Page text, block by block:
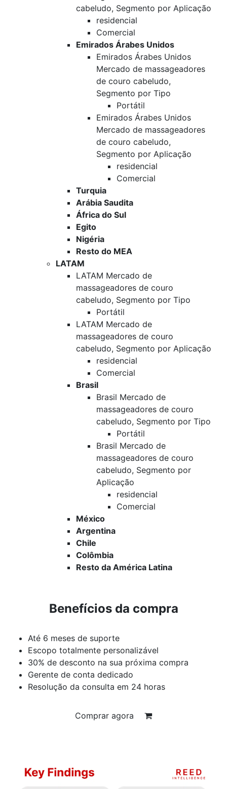
cabeludo, Segmento por Aplicação
residencial
Comercial
Emirados Árabes Unidos
Emirados Árabes Unidos
Mercado de massageadores
de couro cabeludo,
Segmento por Tipo
Portátil
Emirados Árabes Unidos
Mercado de massageadores
de couro cabeludo,
Segmento por Aplicação
residencial
Comercial
Turquia
Arábia Saudita
África do Sul
Egito
Nigéria
Resto do MEA
LATAM
LATAM Mercado de
massageadores de couro
cabeludo, Segmento por Tipo
Portátil
LATAM Mercado de
massageadores de couro
cabeludo, Segmento por Aplicação
residencial
Comercial
Brasil
Brasil Mercado de
massageadores de couro
cabeludo, Segmento por Tipo
Portátil
Brasil Mercado de
massageadores de couro
cabeludo, Segmento por
Aplicação
residencial
Comercial
México
Argentina
Chile
Colômbia
Resto da América Latina
Benefícios da compra
Até 6 meses de suporte
Escopo totalmente personalizável
30% de desconto na sua próxima compra
Gerente de conta dedicado
Resolução da consulta em 24 horas
Comprar agora